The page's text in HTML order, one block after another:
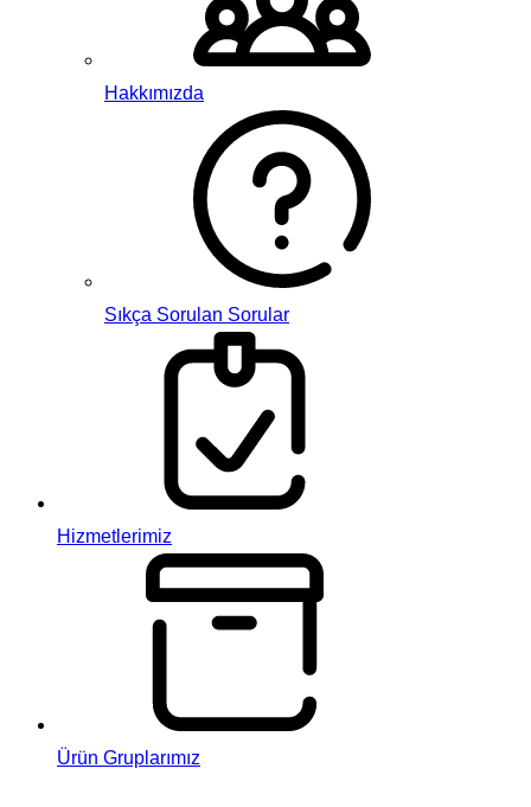
Hakkımızda
Sıkça Sorulan Sorular
Hizmetlerimiz
Ürün Gruplarımız